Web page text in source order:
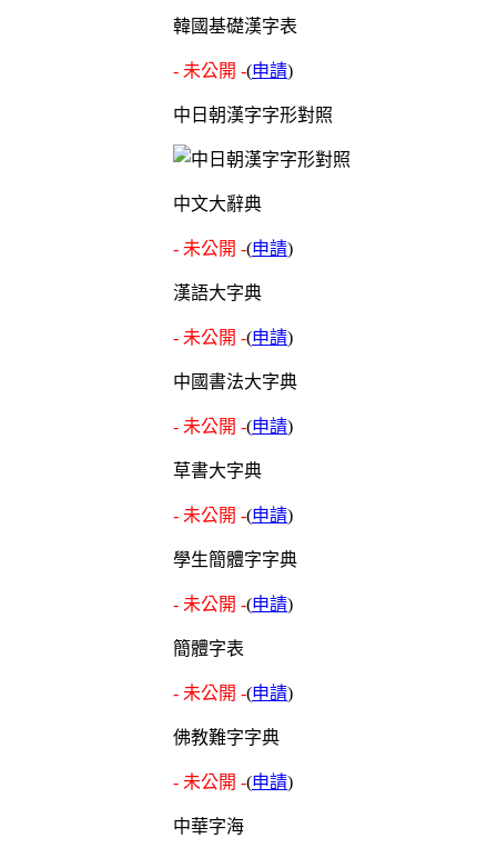
韓國基礎漢字表
- 未公開 -(申請)
中日朝漢字字形對照
中文大辭典
- 未公開 -(申請)
漢語大字典
- 未公開 -(申請)
中國書法大字典
- 未公開 -(申請)
草書大字典
- 未公開 -(申請)
學生簡體字字典
- 未公開 -(申請)
簡體字表
- 未公開 -(申請)
佛教難字字典
- 未公開 -(申請)
中華字海